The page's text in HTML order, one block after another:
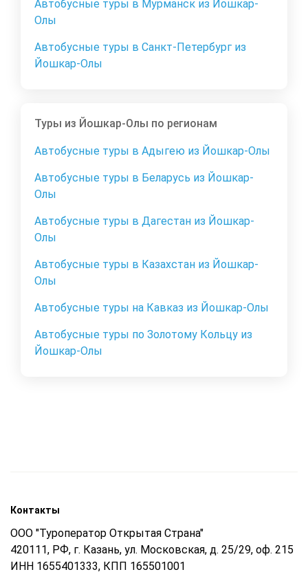
Автобусные туры в Мурманск из Йошкар-
Олы
Автобусные туры в Санкт-Петербург из
Йошкар-Олы
Туры из Йошкар-Олы по регионам
Автобусные туры в Адыгею из Йошкар-Олы
Автобусные туры в Беларусь из Йошкар-
Олы
Автобусные туры в Дагестан из Йошкар-
Олы
Автобусные туры в Казахстан из Йошкар-
Олы
Автобусные туры на Кавказ из Йошкар-Олы
Автобусные туры по Золотому Кольцу из
Йошкар-Олы
Контакты
ООО "Туроператор Открытая Страна"
420111, РФ, г. Казань, ул. Московская, д. 25/29, оф. 215
ИНН 1655401333, КПП 165501001